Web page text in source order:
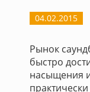
04.02.2015
Рынок
быстро
насыщения